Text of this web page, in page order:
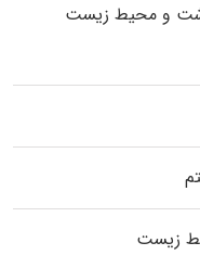
و محیط زیست
زیست